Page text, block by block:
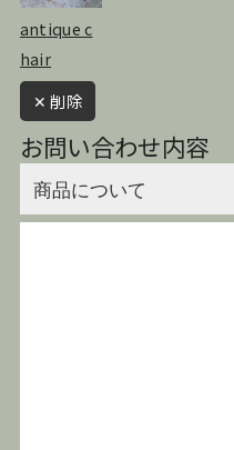
antique c
hair
✕ 削除
お問い合わせ内容